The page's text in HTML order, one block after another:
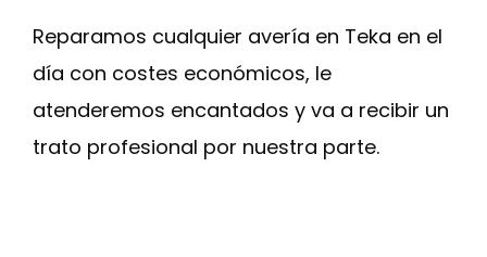
Reparamos cualquier avería en Teka en el
día con costes económicos, le
atenderemos encantados y va a recibir un
trato profesional por nuestra parte.